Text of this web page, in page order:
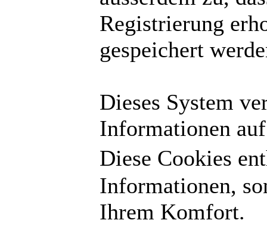
Registrierung
gespeichert
Dieses System
Informationen
Diese Cookies
Informationen,
Ihrem Komfort.